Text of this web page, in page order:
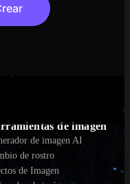
de imagen
de imagen AI
de rostro
de Imagen